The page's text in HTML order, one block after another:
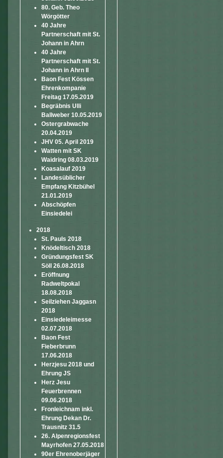
80. Geb. Theo
Wörgötter
40 Jahre
Partnerschaft mit St.
Johann in Ahrn
40 Jahre
Partnerschaft mit St.
Johann in Ahrn II
Baon Fest Kössen
Ehrenkompanie
Freitag 17.05.2019
Begräbnis Ulli
Ballweber 10.05.2019
Ostergrabwache
20.04.2019
JHV 05. April 2019
Watten mit SK
Waidring 08.03.2019
Koasalauf 2019
Landesüblicher
Empfang Kitzbühel
21.01.2019
Abschöpfen
Einsiedelei
2018
St. Pauls 2018
Knödeltisch 2018
Gründungsfest SK
Söll 26.08.2018
Eröffnung
Radweltpokal
18.08.2018
Seilziehen Jaggasn
2018
Einsiedeleimesse
02.07.2018
Baon Fest
Fieberbrunn
17.06.2018
Herzjesu 2018 und
Ehrung JS
Herz Jesu
Feuerbrennen
09.06.2018
Fronleichnam inkl.
Ehrung Dekan Dr.
Trausnitz 31.5
26. Alpenregionsfest
Mayrhofen 27.05.2018
90er Ehrenoberjäger